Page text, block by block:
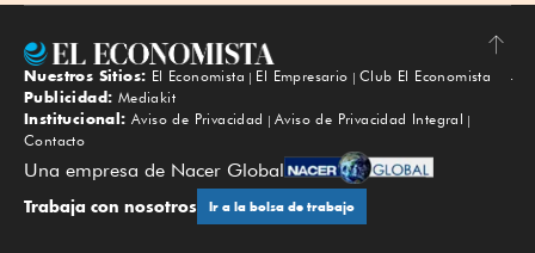
Subir
Nuestros Sitios: El Economista El Empresario
Club El Economista
Publicidad: Mediakit
Institucional: Aviso de Privacidad
Aviso de Privacidad Integral
Contacto
Una empresa de Nacer Global
Trabaja con nosotros Ir a la bolsa de trabajo